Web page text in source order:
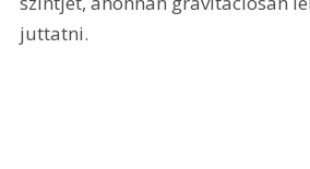
juttatni.